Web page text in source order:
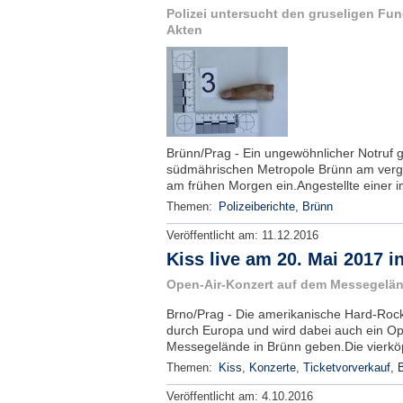
Polizei untersucht den gruseligen
Akten
Brünn/Prag - Ein ungewöhnlicher Notruf
südmährischen Metropole Brünn am
am frühen Morgen ein.Angestellte einer
Themen: Polizeiberichte, Brünn
Veröffentlicht am: 11.12.2016
Kiss live am 20. Mai 2017
Open-Air-Konzert auf dem
Brno/Prag - Die amerikanische Hard-
durch Europa und wird dabei auch ein
Messegelände in Brünn geben.Die
Themen: Kiss, Konzerte, Ticketvorverkauf,
Veröffentlicht am: 4.10.2016